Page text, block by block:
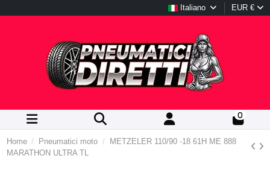
Italiano EUR €
0
Home Pneumatici moto
METZELER 110/90 -18 61H ME 888
MARATHON ULTRA TL